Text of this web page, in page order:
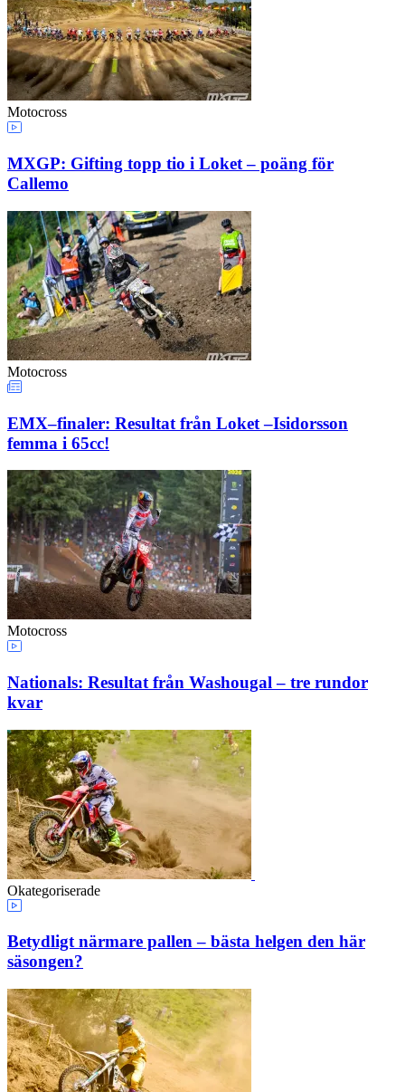
Motocross
MXGP: Gifting topp tio i Loket – poäng för
Callemo
Motocross
EMX–finaler: Resultat från Loket –Isidorsson
femma i 65cc!
Motocross
Nationals: Resultat från Washougal – tre rundor
kvar
Okategoriserade
Betydligt närmare pallen – bästa helgen den här
säsongen?